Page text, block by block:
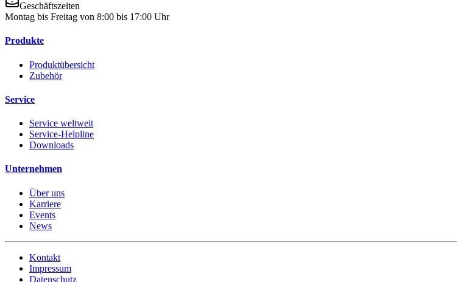
Geschäftszeiten
Montag bis Freitag von 8:00 bis 17:00 Uhr
Produkte
Produktübersicht
Zubehör
Service
Service weltweit
Service-Helpline
Downloads
Unternehmen
Über uns
Karriere
Events
News
Kontakt
Impressum
Datenschutz